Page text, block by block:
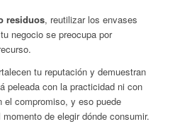
residuos, reutilizar los envases
negocio se preocupa por
tu reputación y demuestran
peleada con la practicidad ni con
compromiso, y eso puede
de elegir dónde consumir.